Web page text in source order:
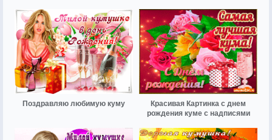
Поздравляю любимую куму
Красивая Картинка с днем
рождения куме с надписями